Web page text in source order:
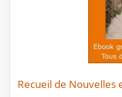
Recueil de Nouvelles